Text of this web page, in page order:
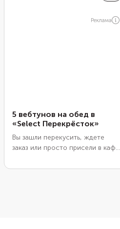
5 вебтунов на обед в
«Select Перекрёсток»
Вы зашли перекусить, ждете
заказ или просто присели в кафе
тянется к телефону: листать
Реклама